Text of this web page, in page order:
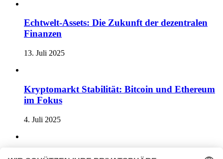
Echtwelt-Assets: Die Zukunft der dezentralen
Finanzen
13. Juli 2025
Kryptomarkt Stabilität: Bitcoin und Ethereum
im Fokus
4. Juli 2025
Bitcoin-Börsenzuflüsse: Einfluss von Kraken